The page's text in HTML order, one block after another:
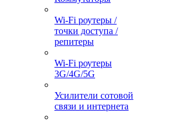
Wi-Fi роутеры /
точки доступа /
репитеры
Wi-Fi роутеры
3G/4G/5G
Усилители сотовой
связи и интернета